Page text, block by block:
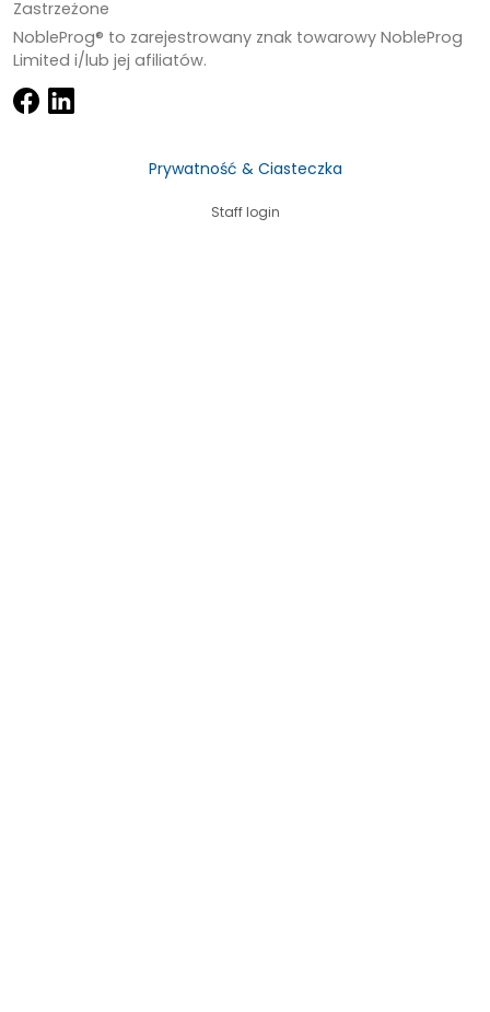
Zastrzeżone
NobleProg® to zarejestrowany znak towarowy NobleProg
Limited i/lub jej afiliatów.
Prywatność & Ciasteczka
Staff login